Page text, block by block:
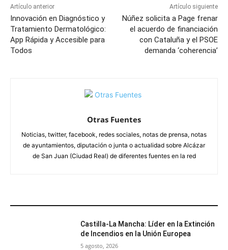
Artículo anterior
Innovación en Diagnóstico y
Tratamiento Dermatológico:
App Rápida y Accesible para
Todos
Artículo siguiente
Núñez solicita a Page frenar
el acuerdo de financiación
con Cataluña y el PSOE
demanda ‘coherencia’
Otras Fuentes
Noticias, twitter, facebook, redes sociales, notas de prensa, notas
de ayuntamientos, diputación o junta o actualidad sobre Alcázar
de San Juan (Ciudad Real) de diferentes fuentes en la red
Castilla-La Mancha: Líder en la Extinción
de Incendios en la Unión Europea
5 agosto, 2026